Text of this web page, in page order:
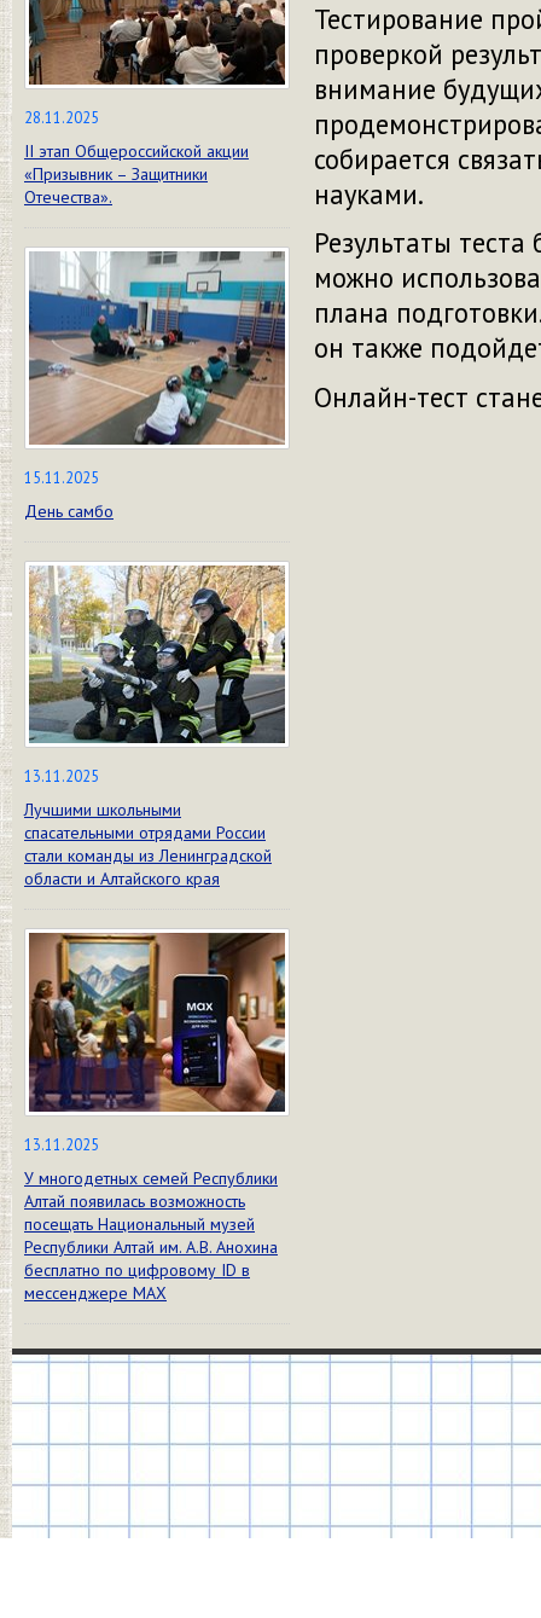
28.11.2025
II этап Общероссийской акции
«Призывник – Защитники
Отечества».
15.11.2025
День самбо
13.11.2025
Лучшими школьными
спасательными отрядами России
стали команды из Ленинградской
области и Алтайского края
13.11.2025
У многодетных семей Республики
Алтай появилась возможность
посещать Национальный музей
Республики Алтай им. А.В. Анохина
бесплатно по цифровому ID в
мессенджере МАХ
Тестирование
проверкой
внимание
собирается
науками.
Результаты
можно
плана
он также
Онлайн-тест